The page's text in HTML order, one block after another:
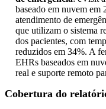
baseado em nuvem em
atendimento de
que utilizam o sistema
dos pacientes, com
reduzidos em 34%. A
EHRs baseados em
real e suporte remoto
Cobertura do